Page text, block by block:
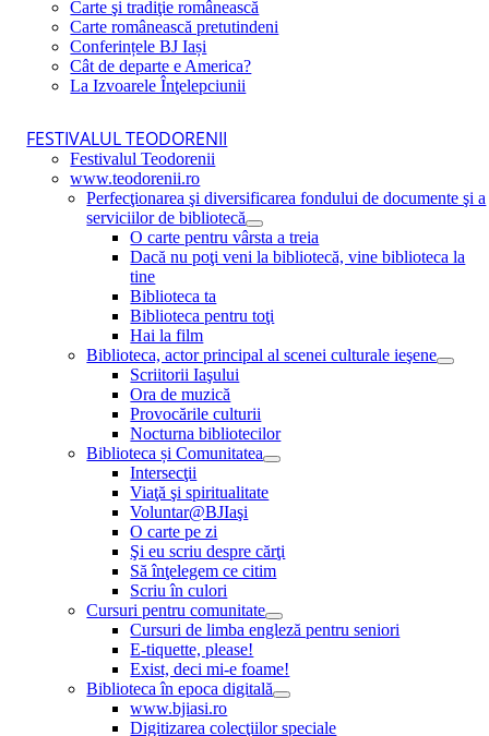
Carte şi tradiţie românească
Carte românească pretutindeni
Conferințele BJ Iași
Cât de departe e America?
La Izvoarele Înţelepciunii
FESTIVALUL TEODORENII
Festivalul Teodorenii
www.teodorenii.ro
Perfecţionarea şi diversificarea fondului de documente şi a
serviciilor de bibliotecă
O carte pentru vârsta a treia
Dacă nu poţi veni la bibliotecă, vine biblioteca la
tine
Biblioteca ta
Biblioteca pentru toţi
Hai la film
Biblioteca, actor principal al scenei culturale ieşene
Scriitorii Iaşului
Ora de muzică
Provocările culturii
Nocturna bibliotecilor
Biblioteca și Comunitatea
Intersecţii
Viaţă şi spiritualitate
Voluntar@BJIaşi
O carte pe zi
Şi eu scriu despre cărţi
Să înţelegem ce citim
Scriu în culori
Cursuri pentru comunitate
Cursuri de limba engleză pentru seniori
E-tiquette, please!
Exist, deci mi-e foame!
Biblioteca în epoca digitală
www.bjiasi.ro
Digitizarea colecţiilor speciale